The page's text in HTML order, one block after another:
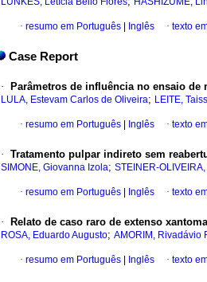
· resumo em Português Inglês · texto
Case Report
· Parâmetros de influência no ensaio
LULA, Estevam Carlos de Oliveira; LEITE,
· resumo em Português Inglês · texto
· Tratamento pulpar indireto sem
SIMONE, Giovanna Izola; STEINER-
· resumo em Português Inglês · texto
· Relato de caso raro de extenso
ROSA, Eduardo Augusto; AMORIM, Rivadávio
· resumo em Português Inglês · texto